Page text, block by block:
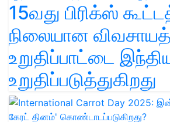
15வது பிரிக்ஸ்
நிலையான
உறுதிப்பாட்டை
உறுதிப்படுத்துகிறது